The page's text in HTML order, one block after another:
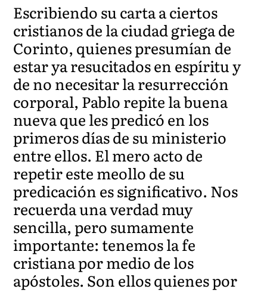
Escribiendo su carta a ciertos
cristianos de la ciudad griega de
Corinto, quienes presumían de
estar ya resucitados en espíritu y
de no necesitar la resurrección
corporal, Pablo repite la buena
nueva que les predicó en los
primeros días de su ministerio
entre ellos. El mero acto de
repetir este meollo de su
predicación es significativo. Nos
recuerda una verdad muy
sencilla, pero sumamente
importante: tenemos la fe
cristiana por medio de los
apóstoles. Son ellos quienes por